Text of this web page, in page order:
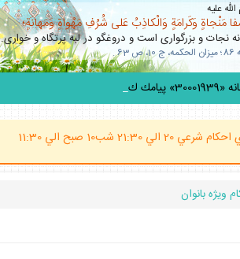
عليه
مَنْجاةٍ وَكَرامَةٍ وَالْكاذِبُ عَلى شُرُفِ مَهْواةٍ وَمَهانَةٍ؛
نجات و بزرگوارى است و دروغگو در لبه پرتگاه و خوارى.
.
كنيد.
(ساعت پاسخگوي احكام شرعي 20 الي 21:30 شب10 صبح الي 11:30
ويژه بانوان